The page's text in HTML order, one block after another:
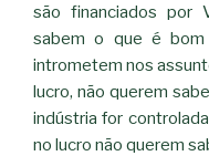
são financiados por
sabem o que é
intrometem nos
lucro, não querem
indústria for
no lucro não querem